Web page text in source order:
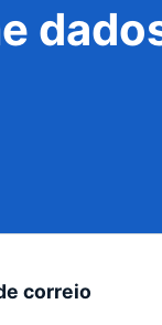
correio